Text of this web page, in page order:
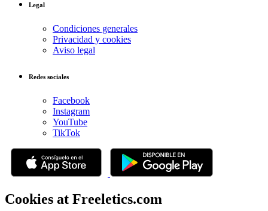
Legal
Condiciones generales
Privacidad y cookies
Aviso legal
Redes sociales
Facebook
Instagram
YouTube
TikTok
Cookies at Freeletics.com